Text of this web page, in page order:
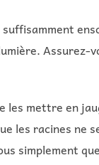
mettre en
racines ne
simplement